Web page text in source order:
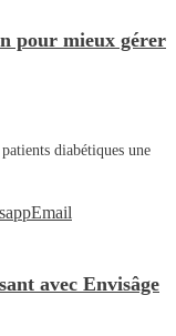
pour mieux gérer
diabétiques une
Email
avec Envisâge